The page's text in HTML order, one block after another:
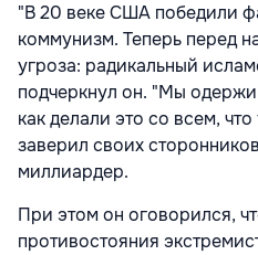
"В 20 веке США победили
коммунизм. Теперь перед
угроза: радикальный
подчеркнул он. "Мы
как делали это со всем,
заверил своих
миллиардер.
При этом он оговорился,
противостояния